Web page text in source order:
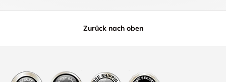
Zurück nach oben